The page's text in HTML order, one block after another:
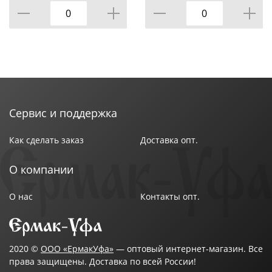
 влагоустоичивость – можно поставить любимую
статуэтку в ванную комнату и с ней ничего не
ощупь теплые и приятные, что создаст уют и
 простота в обращении – изделия легко очищаются
тканью.
Сервис и поддержка
Как сделать заказ Доставка опт.
О компании
О нас Контакты опт.
2020 © ООО «ЕрмакУфа» — оптовый интернет-магазин. Все
права защищены. Доставка по всей России!